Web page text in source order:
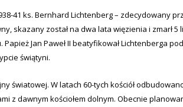
41 ks. Bernhard Lichtenberg – zdecydowany
skazany został na dwa lata więzienia i zmarł 5
Jan Paweł II beatyfikował Lichtenberga
świątyni.
światowej. W latach 60-tych kościół
z dawnym kościołem dolnym. Obecnie